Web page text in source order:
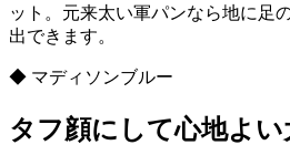
ット。元来太い軍パンなら地に足
出できます。
◆ マディソンブルー
タフ顔にして心地よ